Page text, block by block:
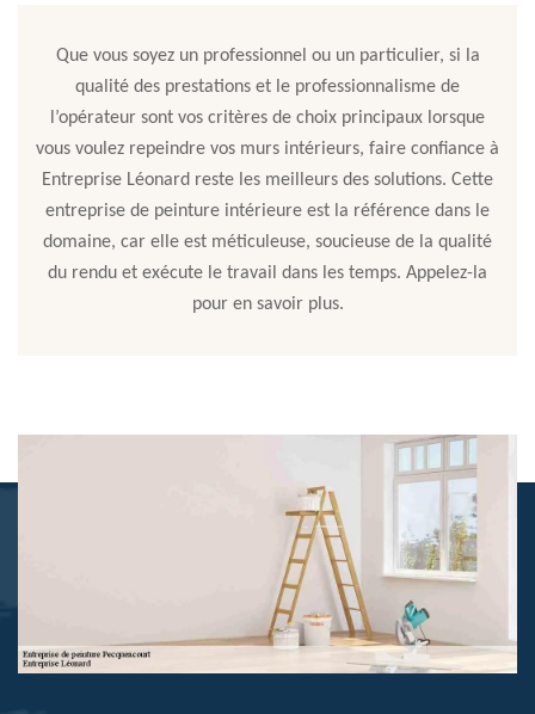
Que vous soyez un professionnel ou un particulier, si la
qualité des prestations et le professionnalisme de
l’opérateur sont vos critères de choix principaux lorsque
vous voulez repeindre vos murs intérieurs, faire confiance à
Entreprise Léonard reste les meilleurs des solutions. Cette
entreprise de peinture intérieure est la référence dans le
domaine, car elle est méticuleuse, soucieuse de la qualité
du rendu et exécute le travail dans les temps. Appelez-la
pour en savoir plus.